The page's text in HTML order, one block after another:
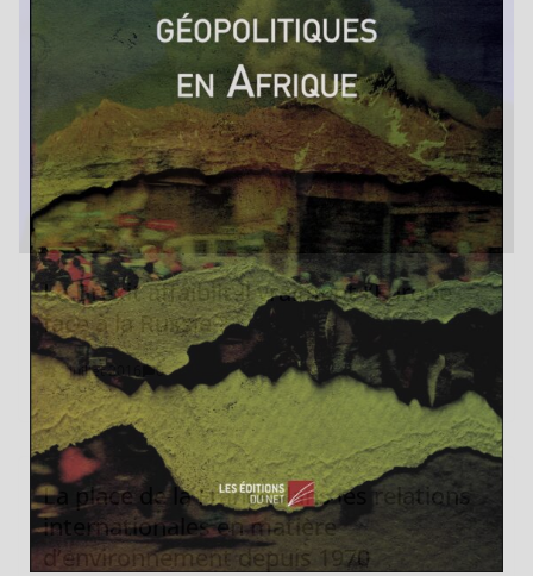
Le Brexit affaiblit-il vraiment l’Europe
face à la Russie ?
4 juillet 2016 0
La place de la France dans les relations
internationales en matière
d’environnement depuis 1970